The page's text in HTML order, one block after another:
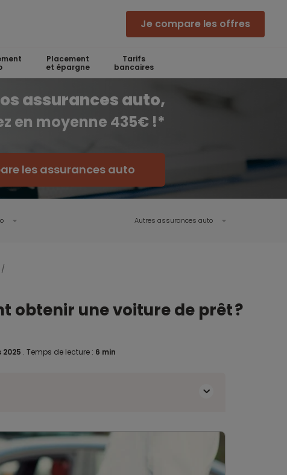
Je compare les offres
Placement
et épargne
Tarifs
bancaires
assurances auto,
en moyenne 435€ !*
les assurances auto
Autres assurances auto
obtenir une voiture de prêt ?
2025 . Temps de lecture : 6 min